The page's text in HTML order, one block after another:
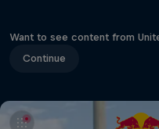
Want to see content from
Continue